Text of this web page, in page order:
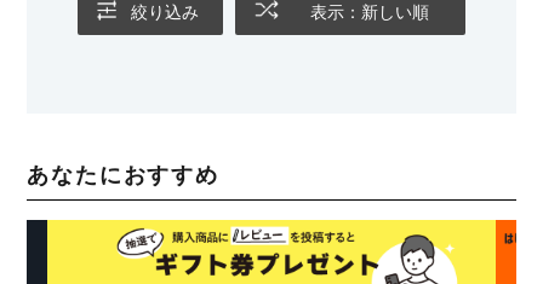
絞り込み 表示：新しい順
あなたにおすすめ